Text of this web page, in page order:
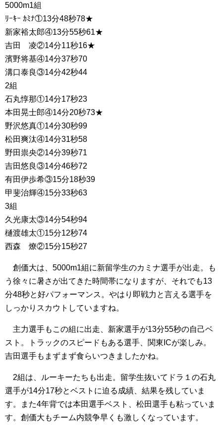
5000m1組
ﾘｰｷｰ ｶﾐﾅ①13分48秒78★
新家裕太郎④13分55秒61★
吉田 凌②14分11秒16★
濱野将基④14分37秒70
溝口泰良③14分42秒44
2組
石丸惇那①14分17秒23
本田晃士郎④14分20秒73★
野沢悠真①14分30秒99
松田爽汰④14分31秒58
野田祟央②14分39秒71
吉田悠良③14分46秒72
有田伊歩希③15分18秒39
甲斐治輝④15分33秒63
3組
久光康太③14分54秒94
樋渡雄太①15分12秒74
西森 燎②15分15秒27
創価大は、5000m1組に新留学生のカミナ選手が出走。も
う徐々に暑さが出てきた時間帯になりますが、それでも13
分48秒と好パフォーマンス。やはり即戦力と言える選手を
しっかりスカウトしていますね。
主力選手もこの組に出走、新家選手が13分55秒の自己ベ
スト。トラックのスピードもある選手、関東ICが楽しみ。
吉田選手もまずまず食らいつきましたかね。
2組は、ルーキーたちも出走。留学生抜いてドラ１の石丸
選手が14分17秒とベストに迫る成績、結果を残していま
す。また4年背では本田選手ベスト、松田選手も粘っていま
す。創価大もチーム内競争早くも激しくなっています。